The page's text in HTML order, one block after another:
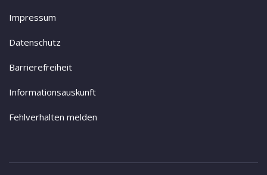
Impressum
Datenschutz
Barrierefreiheit
Informationsauskunft
Fehlverhalten melden